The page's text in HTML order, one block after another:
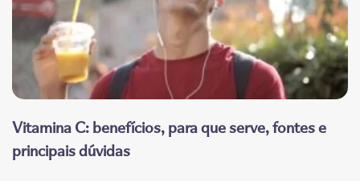
Vitamina C: benefícios, para que serve, fontes e
principais dúvidas